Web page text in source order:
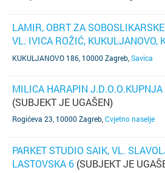
LAMIR, OBRT ZA
VL. IVICA ROŽIĆ, KUKULJANOVO,
(SUBJEKT JE UGAŠEN)
KUKULJANOVO 186, 10000 Zagreb Savica
MILICA HARAPIN
(SUBJEKT JE UGAŠEN)
Rogićeva 23, 10000 Zagreb Cvjetno naselje
PARKET STUDIO SAIK, VL.
LASTOVSKA 6 (SUBJEKT JE